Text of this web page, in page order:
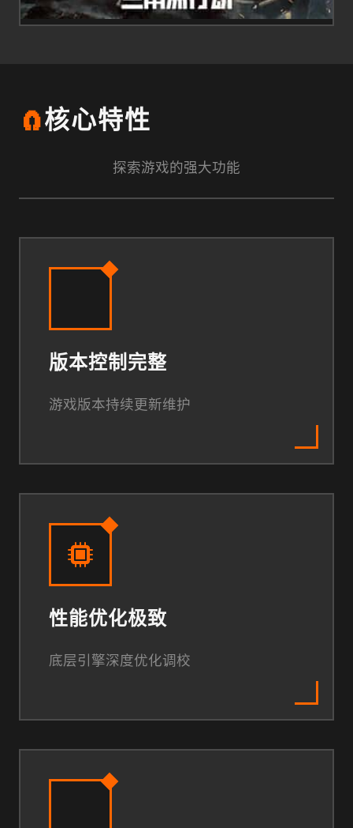
🧲核心特性
探索游戏的强大功能
版本控制完整
游戏版本持续更新维护
性能优化极致
底层引擎深度优化调校